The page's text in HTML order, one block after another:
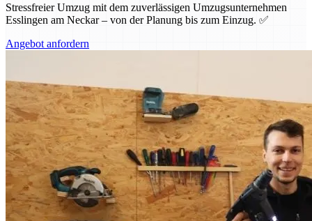
Stressfreier Umzug mit dem zuverlässigen Umzugsunternehmen
Esslingen am Neckar – von der Planung bis zum Einzug. ✅
Angebot anfordern